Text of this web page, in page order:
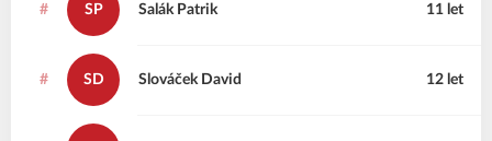
# SP Patrik
Salák 11 let
# SD David
Slováček 12 let